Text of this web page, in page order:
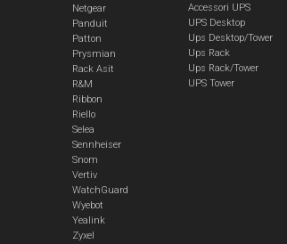
Netgear
Panduit
Patton
Prysmian
Rack Asit
R&M
Ribbon
Riello
Selea
Sennheiser
Snom
Vertiv
WatchGuard
Wyebot
Yealink
Zyxel
Accessori UPS
UPS Desktop
Ups Desktop/Tower
Ups Rack
Ups Rack/Tower
UPS Tower